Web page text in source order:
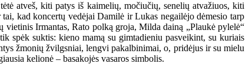
atveš, kiti patys iš kaimelių, močiučių, senelių atvažiuos, kiti
kad koncertų vedėjai Damilė ir Lukas negailėjo dėmesio tarp
Irmantas, Rato polką groja, Milda dainą „Plaukė pylelė“
spėk suktis: kieno mamą su gimtadieniu pasveikint, su kuriais
žmonių žvilgsniai, lengvi pakalbinimai, o, pridėjus ir su mielu
kelionė – basakojės vasaros simbolis.